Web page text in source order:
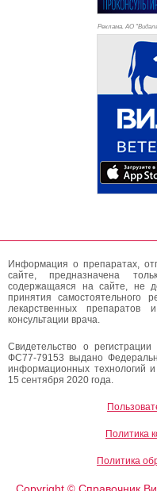
Реклама. АО
Информация о препаратах,
сайте, предназначена
содержащаяся на сайте, не
принятия самостоятельного
лекарственных
консультации врача.
Свидетельство о
ФС77-79153 выдано
информационных технологий
15 сентября 2020 года.
Политика
Политика